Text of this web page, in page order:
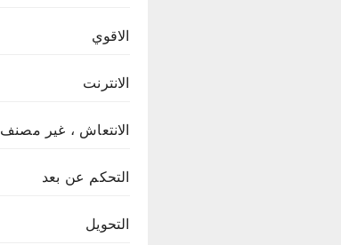
الاقوي
الانترنت
الانتعاش ، غير مصنف
التحكم عن بعد
التحويل